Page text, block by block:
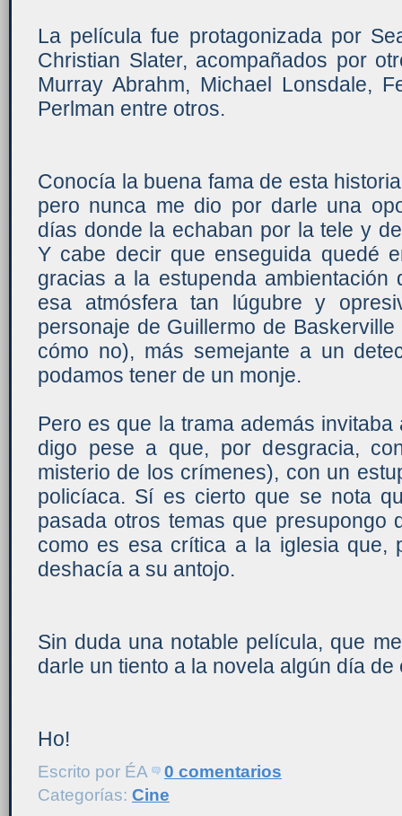
La película fue protagonizada por
Christian Slater, acompañados por
Murray Abrahm, Michael Lonsdale,
Perlman entre otros.
Conocía la buena fama de esta
pero nunca me dio por darle una
días donde la echaban por la tele y
Y cabe decir que enseguida quedé
gracias a la estupenda
esa atmósfera tan lúgubre y
personaje de Guillermo de
cómo no), más semejante a un
podamos tener de un monje.
Pero es que la trama además
digo pese a que, por desgracia,
misterio de los crímenes), con un
policíaca. Sí es cierto que se nota
pasada otros temas que presupongo
como es esa crítica a la iglesia que,
deshacía a su antojo.
Sin duda una notable película, que
darle un tiento a la novela algún día de
Ho!
Escrito por ÉA
0 comentarios
Categorías: Cine